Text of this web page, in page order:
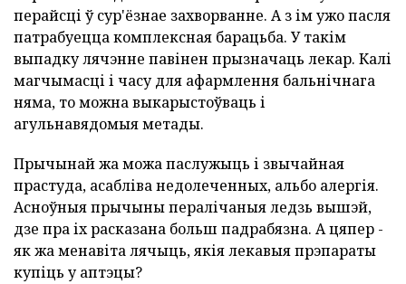
перайсці ў сур'ёзнае захворванне. А з ім ужо пасля
патрабуецца комплексная барацьба. У такім
выпадку лячэнне павінен прызначаць лекар. Калі
магчымасці і часу для афармлення бальнічнага
няма, то можна выкарыстоўваць і
агульнавядомыя метады.
Прычынай жа можа паслужыць і звычайная
прастуда, асабліва недолеченных, альбо алергія.
Асноўныя прычыны пералічаныя ледзь вышэй,
дзе пра іх расказана больш падрабязна. А цяпер -
як жа менавіта лячыць, якія лекавыя прэпараты
купіць у аптэцы?